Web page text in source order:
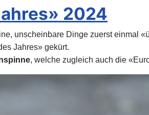
2024
unscheinbare Dinge zuerst einmal
Jahres» gekürt.
, welche zugleich auch die